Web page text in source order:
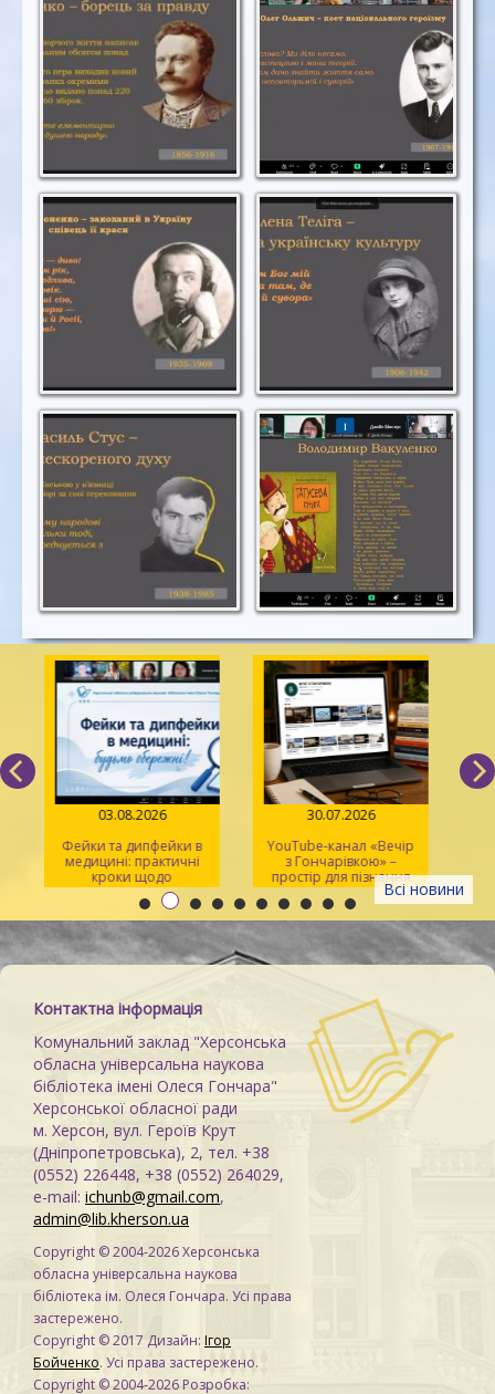
Всі новини
03.08.2026
Фейки та дипфейки в
медицині: практичні
кроки щодо
розпізнавання
30.07.2026
YouTube-канал «Вечір
з Гончарівкою» –
простір для пізнання
та натхнення
Контактна інформація
Комунальний заклад "Херсонська
обласна універсальна наукова
бібліотека імені Олеся Гончара"
Херсонської обласної ради
м. Херсон, вул. Героїв Крут
(Дніпропетровська), 2, тел. +38
(0552) 226448, +38 (0552) 264029,
e-mail: ichunb@gmail.com,
admin@lib.kherson.ua
Copyright © 2004-2026 Херсонська
обласна універсальна наукова
бібліотека ім. Олеся Гончара. Усі права
застережено.
Copyright © 2017 Дизайн: Ігор
Бойченко. Усі права застережено.
Copyright © 2004-2026 Розробка: